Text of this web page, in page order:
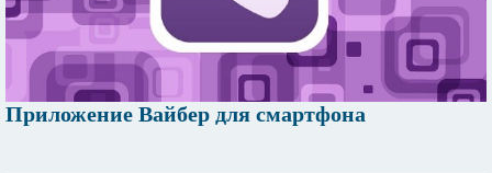
Приложение Вайбер для смартфона